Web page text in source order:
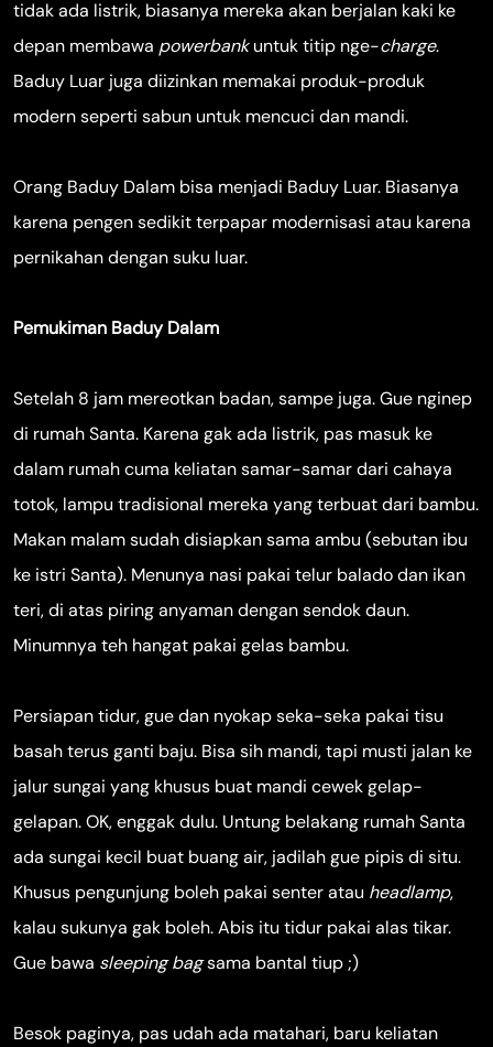
tidak ada listrik, biasanya mereka akan berjalan kaki ke
depan membawa powerbankuntuk titip nge-charge.
Baduy Luar juga diizinkan memakai produk-produk
modern seperti sabun untuk mencuci dan mandi.
Orang Baduy Dalam bisa menjadi Baduy Luar. Biasanya
karena pengen sedikit terpapar modernisasi atau karena
pernikahan dengan suku luar.
Pemukiman Baduy Dalam
Setelah 8 jam mereotkan badan, sampe juga. Gue nginep
di rumah Santa. Karena gak ada listrik, pas masuk ke
dalam rumah cuma keliatan samar-samar dari cahaya
totok, lampu tradisional mereka yang terbuat dari bambu.
Makan malam sudah disiapkan sama ambu (sebutan ibu
ke istri Santa). Menunya nasi pakai telur balado dan ikan
teri, di atas piring anyaman dengan sendok daun.
Minumnya teh hangat pakai gelas bambu.
Persiapan tidur, gue dan nyokap seka-seka pakai tisu
basah terus ganti baju. Bisa sih mandi, tapi musti jalan ke
jalur sungai yang khusus buat mandi cewek gelap-
gelapan. OK, enggak dulu. Untung belakang rumah Santa
ada sungai kecil buat buang air, jadilah gue pipis di situ.
Khusus pengunjung boleh pakai senter atau headlamp,
kalau sukunya gak boleh. Abis itu tidur pakai alas tikar.
Gue bawa sleeping bagsama bantal tiup ;)
Besok paginya, pas udah ada matahari, baru keliatan